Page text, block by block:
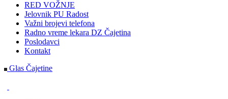
RED VOŽNJE
Jelovnik PU Radost
Važni brojevi telefona
Radno vreme lekara DZ Čajetina
Poslodavci
Kontakt
Glas Čajetine